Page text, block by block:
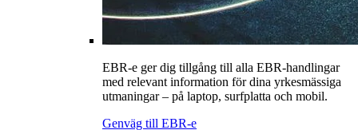
EBR-e ger dig tillgång till alla EBR-handlingar
med relevant information för dina yrkesmässiga
utmaningar – på laptop, surfplatta och mobil.
Genväg till EBR-e